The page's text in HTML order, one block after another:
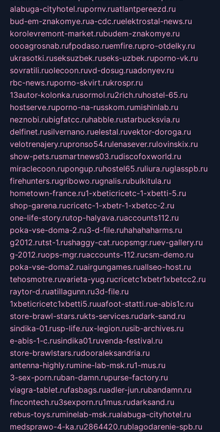
alabuga-cityhotel.rupornv.ruatlantpereezd.ru
bud-em-znakomye.rua-cdc.ruelektrostal-news.ru
korolevremont-market.rubudem-znakomye.ru
oooagrosnab.rufpodaso.ruemfire.rupro-otdelky.ru
ukrasotki.ruseksuzbek.ruseks-uzbek.ruporno-vk.ru
sovratili.ruolecoon.ruvd-dosug.ruadonyev.ru
rbc-news.ruporno-skvirt.rukrospr.ru
13autor-kolonka.rusormol.ru2rich.ruhostel-65.ru
hostserve.ruporno-na-russkom.rumishinlab.ru
neznobi.rubigfatcc.ruhabble.rustarbucksvia.ru
delfinet.rusilvernano.ruelestal.ruvektor-doroga.ru
velotrenajery.rupronso54.rulenasever.rulovinskix.ru
show-pets.rusmartnews03.rudiscofoxworld.ru
miraclecoon.rupongup.ruhostel65.ruliura.ruglasspb.ru
firehunters.rugribowo.rugnalis.rubulkitula.ru
hometown-france.ru1-xbeticricetc-1-xbetti-5.ru
shop-garena.rucricetc-1-xbetr-1-xbetcc-2.ru
one-life-story.rutop-halyava.ruaccounts112.ru
poka-vse-doma-2.ru3-d-file.ruhahahaharms.ru
g2012.rutst-1.rushaggy-cat.ruopsmgr.ruev-gallery.ru
g-2012.ruops-mgr.ruaccounts-112.rucsm-demo.ru
poka-vse-doma2.ruairgungames.ruallseo-host.ru
tehosmotre.ruvarieta-yug.rucricetc1xbetr1xbetcc2.ru
raytor-d.ruatillagunn.ru3d-file.ru
1xbeticricetc1xbetti5.ruuafoot-statti.rue-abis1c.ru
store-brawl-stars.rukts-services.rudark-sand.ru
sindika-01.rusp-life.rux-legion.rusib-archives.ru
e-abis-1-c.rusindika01.ruvenda-festival.ru
store-brawlstars.rudooraleksandria.ru
antenna-highly.rumine-lab-msk.ru1-mus.ru
3-sex-porn.ruban-damn.rupurse-factory.ru
viagra-tablet.rufasbags.ruadler-jun.rubandamn.ru
fincontech.ru3sexporn.ru1mus.rudarksand.ru
rebus-toys.ruminelab-msk.rualabuga-cityhotel.ru
medsprawo-4-ka.ru2864420.rublagodarenie-spb.ru